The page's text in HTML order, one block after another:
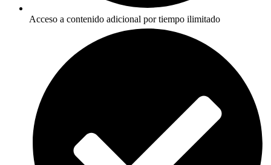
Acceso a contenido adicional por tiempo ilimitado